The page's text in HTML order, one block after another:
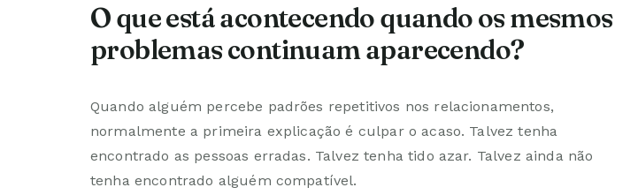
O que está acontecendo quando os mesmos
problemas continuam aparecendo?
Quando alguém percebe padrões repetitivos nos relacionamentos,
normalmente a primeira explicação é culpar o acaso. Talvez tenha
encontrado as pessoas erradas. Talvez tenha tido azar. Talvez ainda não
tenha encontrado alguém compatível.